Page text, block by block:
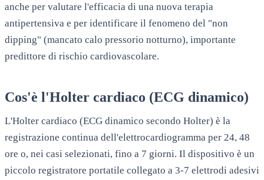
anche per valutare l'efficacia di una nuova terapia
antipertensiva e per identificare il fenomeno del "non
dipping" (mancato calo pressorio notturno), importante
predittore di rischio cardiovascolare.
Cos'è l'Holter cardiaco (ECG dinamico)
L'Holter cardiaco (ECG dinamico secondo Holter) è la
registrazione continua dell'elettrocardiogramma per 24, 48
ore o, nei casi selezionati, fino a 7 giorni. Il dispositivo è un
piccolo registratore portatile collegato a 3-7 elettrodi adesivi